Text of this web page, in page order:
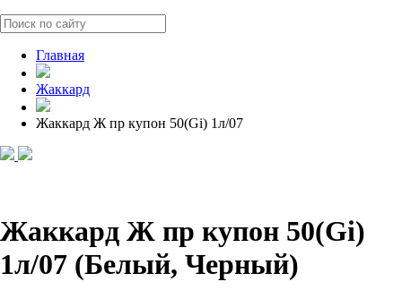
Главная
Жаккард
Жаккард Ж пр купон 50(Gi) 1л/07
Жаккард Ж пр купон 50(Gi)
1л/07 (Белый, Черный)